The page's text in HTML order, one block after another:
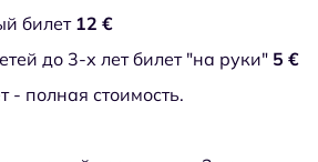
билет 12 €
до 3-х лет билет "на руки" 5 €
- полная стоимость.